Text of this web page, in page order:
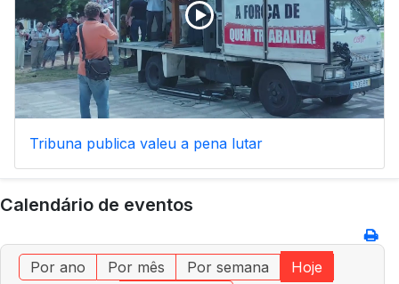
Tribuna publica valeu a pena lutar
Calendário de eventos
Por ano Por mês Por semana
Hoje